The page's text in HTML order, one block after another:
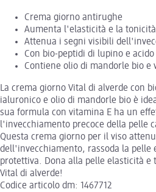
Crema giorno antirughe
Aumenta l'elasticità e la
Attenua i segni visibili
Con bio-peptidi di lupino e
Contiene olio di mandorle bio e
La crema giorno Vital di alverde con
ialuronico e olio di mandorle bio è
sua formula con vitamina E ha un
l'invecchiamento precoce della pelle
Questa crema giorno per il viso
dell'invecchiamento, rassoda la pelle
protettiva. Dona alla pelle elasticità e
Vital di alverde!
Codice articolo dm: 1467712